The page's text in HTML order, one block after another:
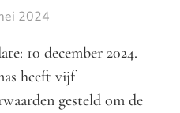
2024
10 december 2024.
heeft vijf
gesteld om de